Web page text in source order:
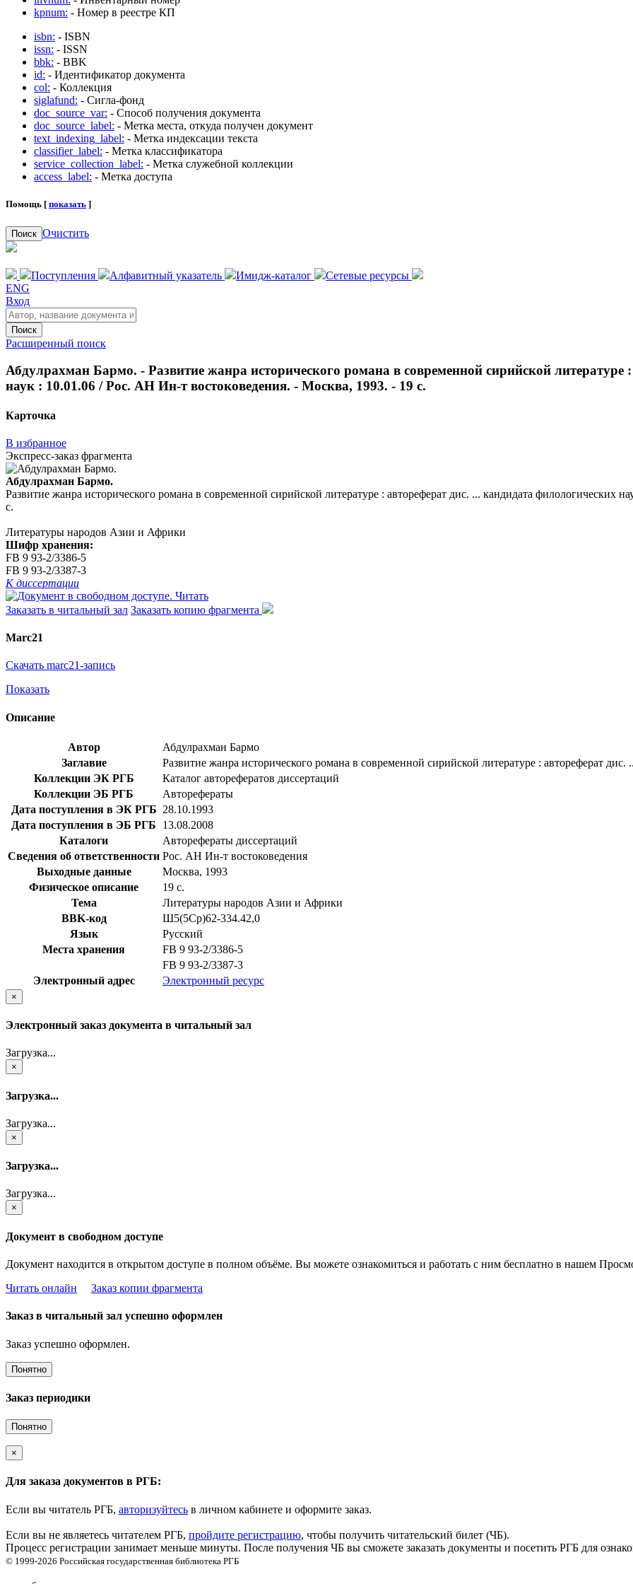
kpnum: - Номер в реестре КП
isbn: - ISBN
issn: - ISSN
bbk: - BBK
id: - Идентификатор документа
col: - Коллекция
siglafund: - Сигла-фонд
doc_source_var: - Способ получения документа
doc_source_label: - Метка места, откуда получен документ
text_indexing_label: - Метка индексации текста
classifier_label: - Метка классификатора
service_collection_label: - Метка служебной коллекции
access_label: - Метка доступа
Помощь [ показать ]
Поиск Очистить
Поступления Алфавитный указатель Имидж-каталог
Сетевые ресурсы
ENG
Вход
Поиск
Расширенный поиск
Абдулрахман Бармо. - Развитие жанра исторического романа в современной сирийской литературе
наук : 10.01.06 / Рос. АН Ин-т востоковедения. - Москва, 1993. - 19 с.
Карточка
В избранное
Экспресс-заказ фрагмента
Абдулрахман Бармо.
Развитие жанра исторического романа в современной сирийской литературе : автореферат дис. ... кандидата
с.
Литературы народов Азии и Африки
Шифр хранения:
FB 9 93-2/3386-5
FB 9 93-2/3387-3
К диссертации
Читать
Заказать в читальный зал Заказать копию фрагмента
Marc21
Скачать marc21-запись
Показать
Описание
Автор
Абдулрахман Бармо
Заглавие
Развитие жанра исторического романа в современной сирийской литературе : автореферат
Коллекции ЭК РГБ
Каталог авторефератов диссертаций
Коллекции ЭБ РГБ
Авторефераты
Дата поступления в ЭК РГБ 28.10.1993
Дата поступления в ЭБ РГБ
13.08.2008
Каталоги
Авторефераты диссертаций
Сведения об ответственности Рос. АН Ин-т востоковедения
Выходные данные
Москва, 1993
Физическое описание
19 с.
Тема
Литературы народов Азии и Африки
BBK-код
Ш5(5Ср)62-334.42,0
Язык
Русский
Места хранения
FB 9 93-2/3386-5
FB 9 93-2/3387-3
Электронный адрес
Электронный ресурс
×
Электронный заказ документа в читальный зал
Загрузка...
×
Загрузка...
Загрузка...
×
Загрузка...
Загрузка...
×
Документ в свободном доступе
Документ находится в открытом доступе в полном объёме. Вы можете ознакомиться и работать с ним бесплатно в нашем
Читать онлайн
Заказ копии фрагмента
Заказ в читальный зал успешно оформлен
Заказ успешно оформлен.
Понятно
Заказ периодики
Понятно
×
Для заказа документов в РГБ:
Если вы читатель РГБ, авторизуйтесь в личном кабинете и оформите заказ.
Если вы не являетесь читателем РГБ, пройдите регистрацию, чтобы получить читательский билет (ЧБ).
Процесс регистрации занимает меньше минуты. После получения ЧБ вы сможете заказать документы и посетить РГБ для
© 1999-2026 Российская государственная библиотека РГБ